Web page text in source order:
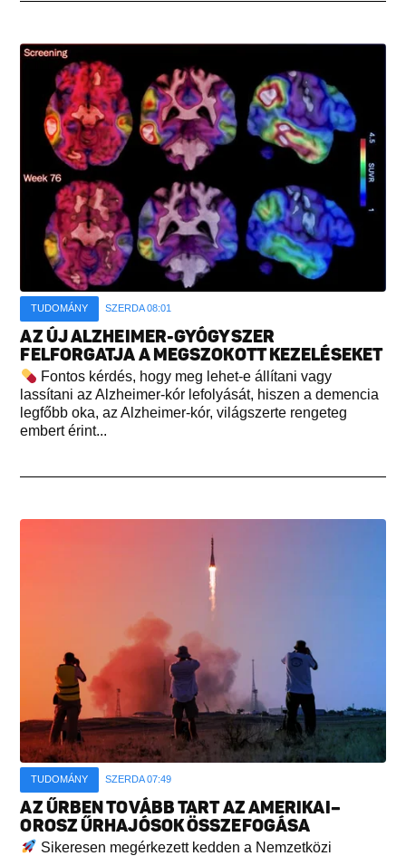
TUDOMÁNY SZERDA 08:01
AZ ÚJ ALZHEIMER-GYÓGYSZER
FELFORGATJA A MEGSZOKOTT KEZELÉSEKET
Fontos kérdés, hogy meg lehet-e állítani vagy
lassítani az Alzheimer-kór lefolyását, hiszen a demencia
legfőbb oka, az Alzheimer-kór, világszerte rengeteg
embert érint...
TUDOMÁNY SZERDA 07:49
AZ ŰRBEN TOVÁBB TART AZ AMERIKAI–
OROSZ ŰRHAJÓSOK ÖSSZEFOGÁSA
Sikeresen megérkezett kedden a Nemzetközi